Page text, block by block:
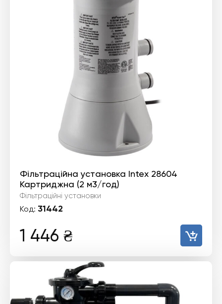
Фільтраційна установка Intex 28604
Картриджна (2 м3/год)
Фільтраційні установки
Код: 31442
1 446 ₴